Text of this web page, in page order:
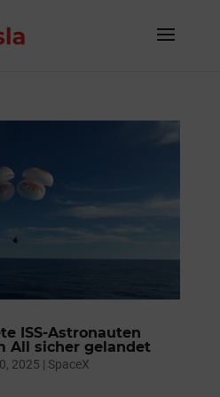
ISS-Astronauten
All sicher gelandet
2025 | SpaceX